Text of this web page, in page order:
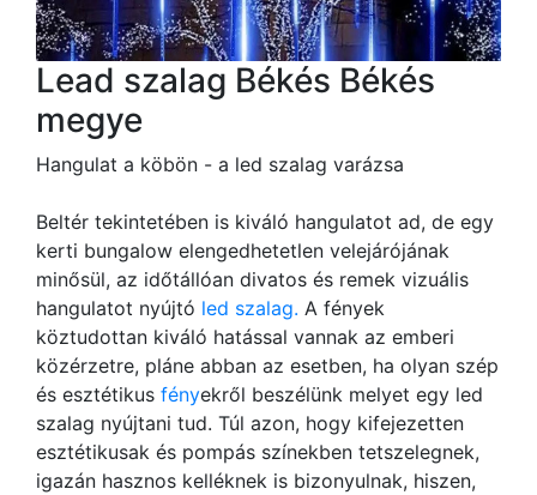
Lead szalag Békés Békés
megye
Hangulat a köbön - a led szalag varázsa
Beltér tekintetében is kiváló hangulatot ad, de egy
kerti bungalow elengedhetetlen velejárójának
minősül, az időtállóan divatos és remek vizuális
hangulatot nyújtó led szalag. A fények
köztudottan kiváló hatással vannak az emberi
közérzetre, pláne abban az esetben, ha olyan szép
és esztétikus fényekről beszélünk melyet egy led
szalag nyújtani tud. Túl azon, hogy kifejezetten
esztétikusak és pompás színekben tetszelegnek,
igazán hasznos kelléknek is bizonyulnak, hiszen,